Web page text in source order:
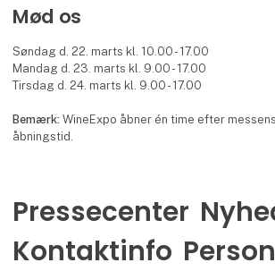
Mød os
Søndag d. 22. marts kl. 10.00 - 17.00
Mandag d. 23. marts kl. 9.00 - 17.00
Tirsdag d. 24. marts kl. 9.00 - 17.00
Bemærk:WineExpo åbner én time efter
åbningstid.
Pressecenter
Kontaktinfo